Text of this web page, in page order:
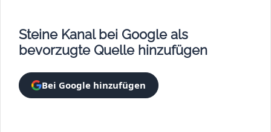
Steine Kanal bei Google als
bevorzugte Quelle hinzufügen
Bei Google hinzufügen